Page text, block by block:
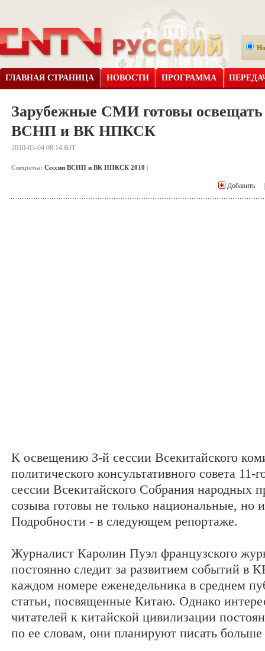
ГЛАВНАЯ СТРАНИЦА НОВОСТИ ПРОГРАММА
Зарубежные СМИ готовы освещать
ВСНП и ВК НПКСК
2010-03-04 08:14 BJT
Спецтема: Сессии ВСНП и ВК НПКСК 2010 |
Добавить
К освещению З-й сессии Всекитайского
политического консультативного совета 11-
сессии Всекитайского Собрания народных
созыва готовы не только национальные,
Подробности - в следующем репортаже.
Журналист Каролин Пуэл французского
постоянно следит за развитием событий в
каждом номере еженедельника в среднем
статьи, посвященные Китаю. Однако
читателей к китайской цивилизации
по ее словам, они планируют писать